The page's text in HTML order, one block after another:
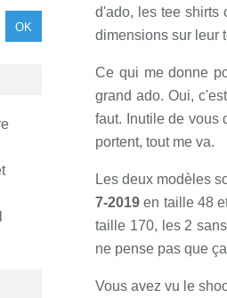
d'ado, les tee shirts
dimensions sur leur
Ce qui me donne
grand ado. Oui,
faut. Inutile de vous
portent, tout me va.
Les deux modèles
7-2019en taille 48
taille 170, les 2
ne pense pas que
Vous avez vu le